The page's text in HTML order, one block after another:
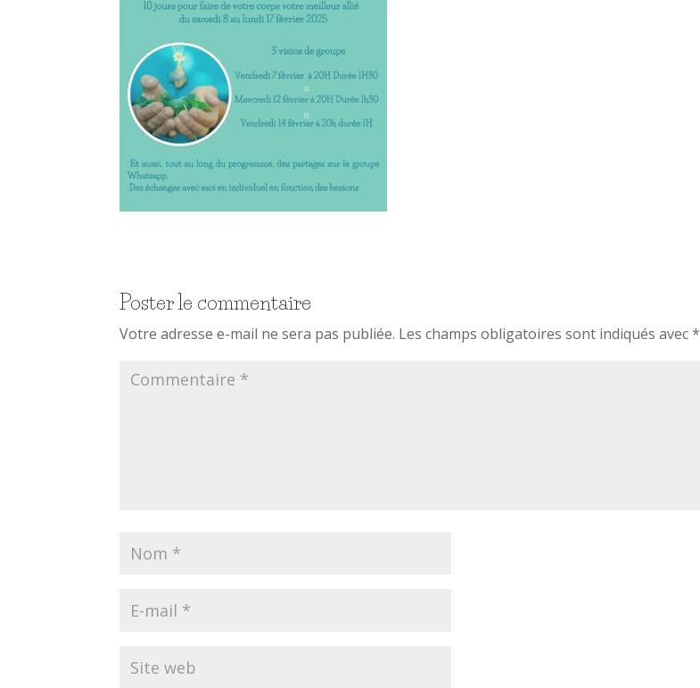
Poster le commentaire
Votre adresse e-mail ne sera pas publiée. Les champs obligatoires sont indiqués avec*